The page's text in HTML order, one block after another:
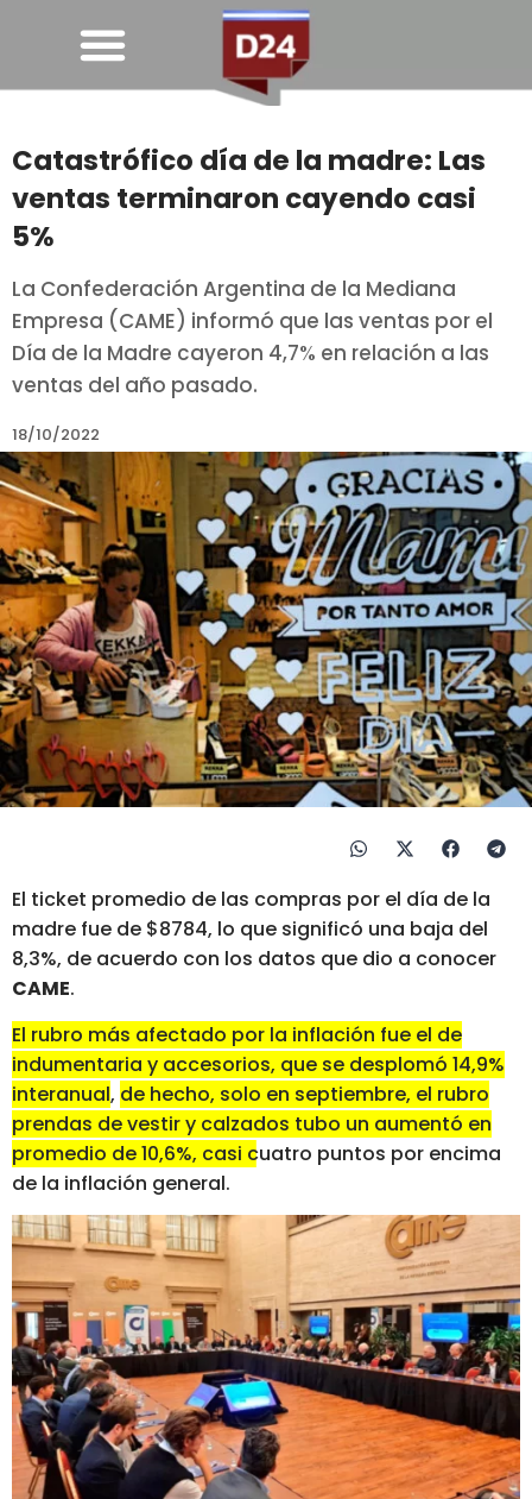
Catastrófico día de la madre: Las
ventas terminaron cayendo casi
5%
La Confederación Argentina de la Mediana
Empresa (CAME) informó que las ventas por el
Día de la Madre cayeron 4,7% en relación a las
ventas del año pasado.
18/10/2022
El ticket promedio de las compras por el día de la
madre fue de $8784, lo que significó una baja del
8,3%, de acuerdo con los datos que dio a conocer
CAME.
El rubro más afectado por la inflación fue el de
indumentaria y accesorios, que se desplomó 14,9%
interanual, de hecho, solo en septiembre, el rubro
prendas de vestir y calzados tubo un aumentó en
promedio de 10,6%, casi cuatro puntos por encima
de la inflación general.